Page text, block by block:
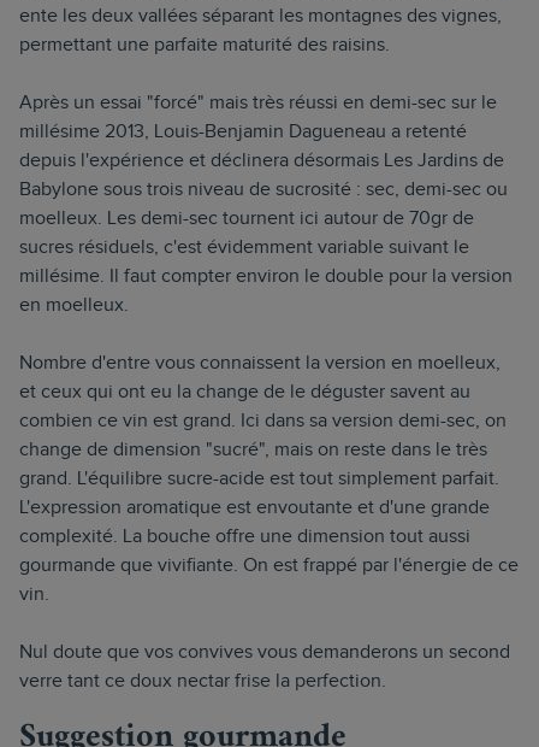
ente les deux vallées séparant les montagnes des vignes,
permettant une parfaite maturité des raisins.
Après un essai "forcé" mais très réussi en demi-sec sur le
millésime 2013, Louis-Benjamin Dagueneau a retenté
depuis l'expérience et déclinera désormais Les Jardins de
Babylone sous trois niveau de sucrosité : sec, demi-sec ou
moelleux. Les demi-sec tournent ici autour de 70gr de
sucres résiduels, c'est évidemment variable suivant le
millésime. Il faut compter environ le double pour la version
en moelleux.
Nombre d'entre vous connaissent la version en moelleux,
et ceux qui ont eu la change de le déguster savent au
combien ce vin est grand. Ici dans sa version demi-sec, on
change de dimension "sucré", mais on reste dans le très
grand. L'équilibre sucre-acide est tout simplement parfait.
L'expression aromatique est envoutante et d'une grande
complexité. La bouche offre une dimension tout aussi
gourmande que vivifiante. On est frappé par l'énergie de ce
vin.
Nul doute que vos convives vous demanderons un second
verre tant ce doux nectar frise la perfection.